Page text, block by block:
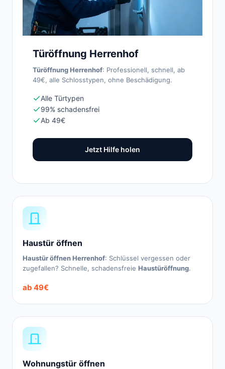
Türöffnung Herrenhof
Türöffnung Herrenhof: Professionell, schnell, ab
49€, alle Schlosstypen, ohne Beschädigung.
Alle Türtypen
99% schadensfrei
Ab 49€
Jetzt Hilfe holen
Haustür öffnen
Haustür öffnen Herrenhof: Schlüssel vergessen oder
zugefallen? Schnelle, schadensfreie Haustüröffnung.
ab 49€
Wohnungstür öffnen